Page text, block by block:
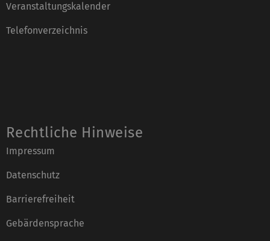
Veranstaltungskalender
Telefonverzeichnis
Rechtliche Hinweise
Impressum
Datenschutz
Barrierefreiheit
Gebärdensprache